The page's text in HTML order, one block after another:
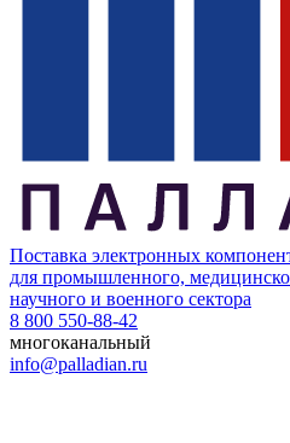
Поставка электронных
для промышленного,
научного и военного сектора
8 800 550-88-42
многоканальный
info@palladian.ru